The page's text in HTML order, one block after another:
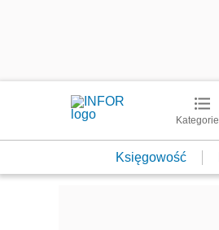
Kategorie
Księgowość